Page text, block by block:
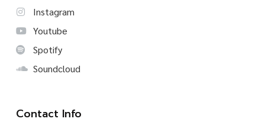
Instagram
Youtube
Spotify
Soundcloud
Contact Info